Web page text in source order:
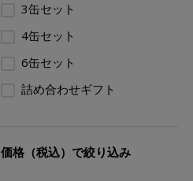
3缶セット
4缶セット
6缶セット
詰め合わせギフト
価格（税込）で絞り込み